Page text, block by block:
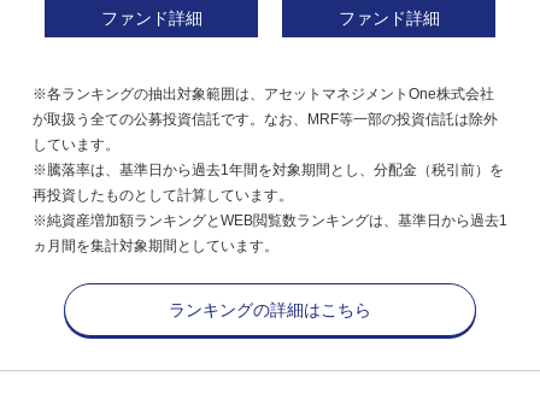
ファンド詳細 ファンド詳細
※各ランキングの抽出対象範囲は、アセットマネジメントOne株式会社
が取扱う全ての公募投資信託です。なお、MRF等一部の投資信託は除外
しています。
※騰落率は、基準日から過去1年間を対象期間とし、分配金（税引前）を
再投資したものとして計算しています。
※純資産増加額ランキングとWEB閲覧数ランキングは、基準日から過去1
ヵ月間を集計対象期間としています。
ランキングの詳細はこちら